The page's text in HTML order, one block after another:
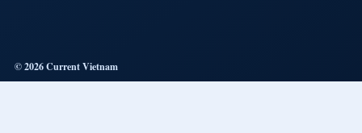
© 2026 Current Vietnam